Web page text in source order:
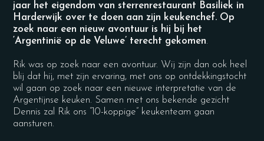
jaar het eigendom van sterrenrestaurant Basiliek in
Harderwijk over te doen aan zijn keukenchef. Op
zoek naar een nieuw avontuur is hij bij het
‘Argentinië op de Veluwe’ terecht gekomen.
Rik was op zoek naar een avontuur. Wij zijn dan ook heel
blij dat hij, met zijn ervaring, met ons op ontdekkingstocht
wil gaan op zoek naar een nieuwe interpretatie van de
Argentijnse keuken. Samen met ons bekende gezicht
Dennis zal Rik ons “10-koppige” keukenteam gaan
aansturen.